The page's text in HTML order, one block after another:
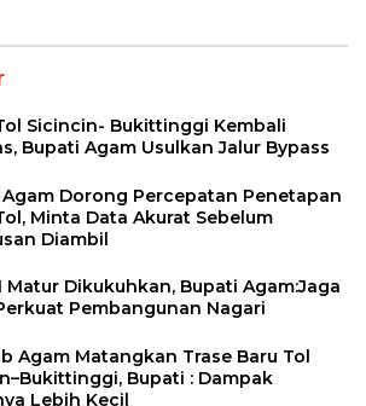
Sicincin- Bukittinggi Kembali
Bupati Agam Usulkan Jalur Bypass
Dorong Percepatan Penetapan
Minta Data Akurat Sebelum
Diambil
Matur Dikukuhkan, Bupati Agam:Jaga
Pembangunan Nagari
Agam Matangkan Trase Baru Tol
Bupati : Dampak
Lebih Kecil